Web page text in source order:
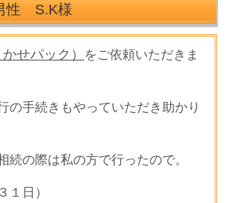
性 S.K様
せパック）
をご依頼いただきま
の手続きもやっていただき助かり
の際は私の方で行ったので。
１日）